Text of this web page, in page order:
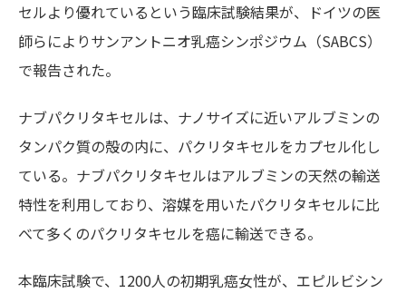
セルより優れているという臨床試験結果が、ドイツの医
師らによりサンアントニオ乳癌シンポジウム（SABCS）
で報告された。
ナブパクリタキセルは、ナノサイズに近いアルブミンの
タンパク質の殻の内に、パクリタキセルをカプセル化し
ている。ナブパクリタキセルはアルブミンの天然の輸送
特性を利用しており、溶媒を用いたパクリタキセルに比
べて多くのパクリタキセルを癌に輸送できる。
本臨床試験で、1200人の初期乳癌女性が、エピルビシン